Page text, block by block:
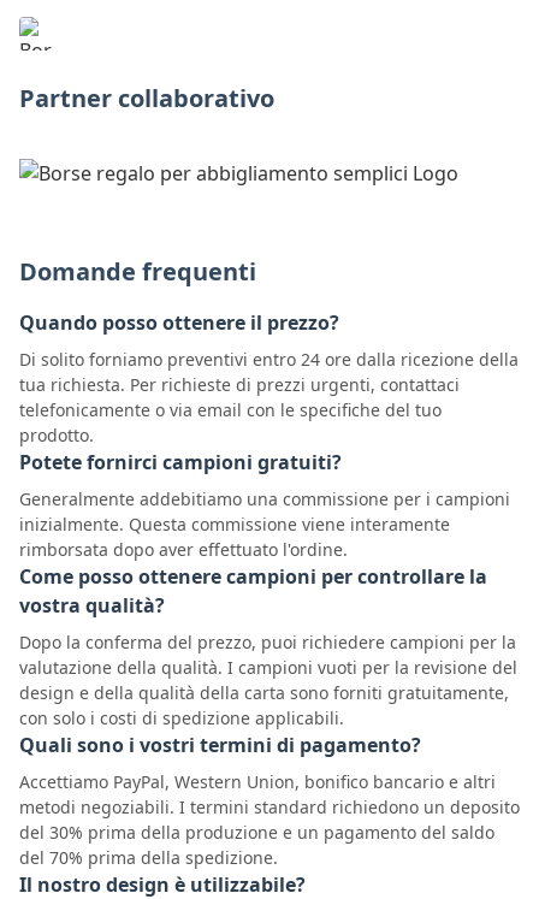
Partner collaborativo
Domande frequenti
Quando posso ottenere il prezzo?
Di solito forniamo preventivi entro 24 ore dalla ricezione della
tua richiesta. Per richieste di prezzi urgenti, contattaci
telefonicamente o via email con le specifiche del tuo
prodotto.
Potete fornirci campioni gratuiti?
Generalmente addebitiamo una commissione per i campioni
inizialmente. Questa commissione viene interamente
rimborsata dopo aver effettuato l'ordine.
Come posso ottenere campioni per controllare la
vostra qualità?
Dopo la conferma del prezzo, puoi richiedere campioni per la
valutazione della qualità. I campioni vuoti per la revisione del
design e della qualità della carta sono forniti gratuitamente,
con solo i costi di spedizione applicabili.
Quali sono i vostri termini di pagamento?
Accettiamo PayPal, Western Union, bonifico bancario e altri
metodi negoziabili. I termini standard richiedono un deposito
del 30% prima della produzione e un pagamento del saldo
del 70% prima della spedizione.
Il nostro design è utilizzabile?